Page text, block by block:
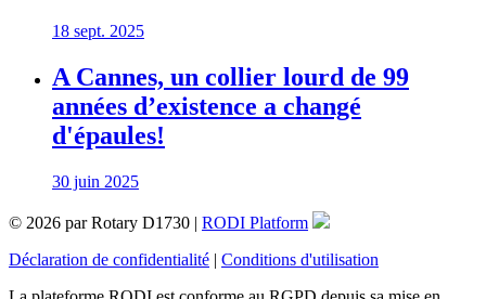
18 sept. 2025
A Cannes, un collier lourd de 99
années d’existence a changé
d'épaules!
30 juin 2025
© 2026 par Rotary D1730 | RODI Platform
Déclaration de confidentialité | Conditions d'utilisation